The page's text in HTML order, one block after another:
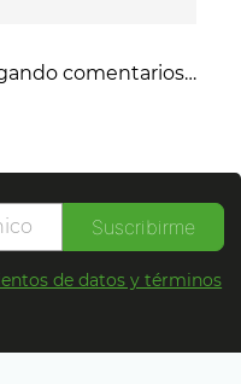
comentarios…
Suscribirme
de datos y términos